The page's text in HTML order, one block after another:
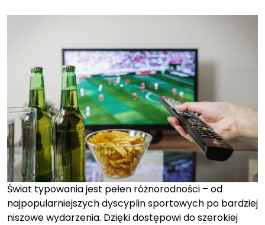
Świat typowania jest pełen różnorodności – od
najpopularniejszych dyscyplin sportowych po bardziej
niszowe wydarzenia. Dzięki dostępowi do szerokiej